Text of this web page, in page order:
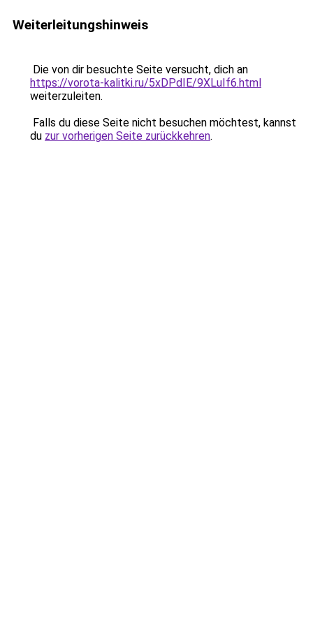
Weiterleitungshinweis
Die von dir besuchte Seite versucht, dich an
https://vorota-kalitki.ru/5xDPdIE/9XLuIf6.html
weiterzuleiten.
Falls du diese Seite nicht besuchen möchtest, kannst
du zur vorherigen Seite zurückkehren.